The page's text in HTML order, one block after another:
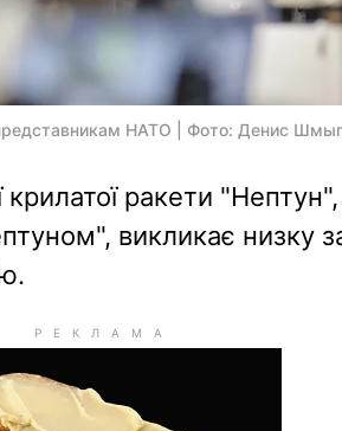
НАТО | Фото: Денис
крилатої ракети
викликає низку